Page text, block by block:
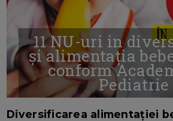
11 NU-uri in
și alimentația
conform
Pediatrie
Diversificarea alimentației